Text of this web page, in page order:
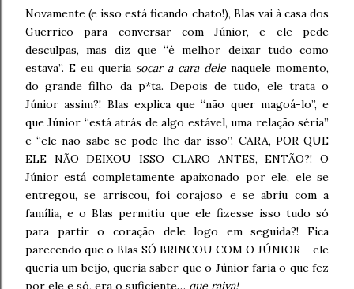
Novamente (e isso está ficando chato!), Blas vai à casa dos
Guerrico para conversar com Júnior, e ele pede
desculpas, mas diz que “é melhor deixar tudo como
estava”. E eu queria socar a cara dele naquele momento,
do grande filho da p*ta. Depois de tudo, ele trata o
Júnior assim?! Blas explica que “não quer magoá-lo”, e
que Júnior “está atrás de algo estável, uma relação séria”
e “ele não sabe se pode lhe dar isso”. CARA, POR QUE
ELE NÃO DEIXOU ISSO CLARO ANTES, ENTÃO?! O
Júnior está completamente apaixonado por ele, ele se
entregou, se arriscou, foi corajoso e se abriu com a
família, e o Blas permitiu que ele fizesse isso tudo só
para partir o coração dele logo em seguida?! Fica
parecendo que o Blas SÓ BRINCOU COM O JÚNIOR – ele
queria um beijo, queria saber que o Júnior faria o que fez
por ele e só, era o suficiente… que raiva!